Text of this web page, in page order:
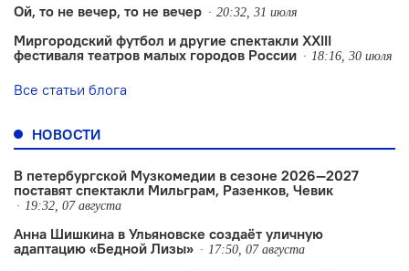
Ой, то не вечер, то не вечер 20:32, 31 июля
Миргородский футбол и другие спектакли XXIII
фестиваля театров малых городов России
18:16, 30 июля
Все статьи блога
НОВОСТИ
В петербургской Музкомедии в сезоне 2026—2027
поставят спектакли Мильграм, Разенков, Чевик
19:32, 07 августа
Анна Шишкина в Ульяновске создаëт уличную
адаптацию «Бедной Лизы»
17:50, 07 августа